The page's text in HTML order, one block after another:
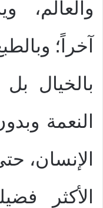
والعالم،
آخراً؛
بالخيال
النعمة
الإنسان،
الأكثر